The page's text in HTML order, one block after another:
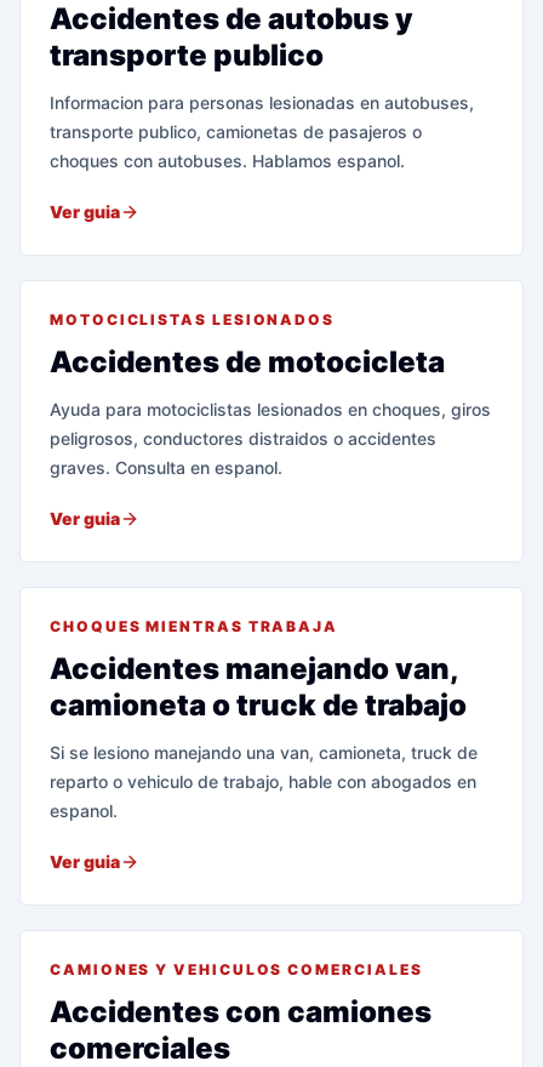
Accidentes de autobus y
transporte publico
Informacion para personas lesionadas en autobuses,
transporte publico, camionetas de pasajeros o
choques con autobuses. Hablamos espanol.
Ver guia
MOTOCICLISTAS LESIONADOS
Accidentes de motocicleta
Ayuda para motociclistas lesionados en choques, giros
peligrosos, conductores distraidos o accidentes
graves. Consulta en espanol.
Ver guia
CHOQUES MIENTRAS TRABAJA
Accidentes manejando van,
camioneta o truck de trabajo
Si se lesiono manejando una van, camioneta, truck de
reparto o vehiculo de trabajo, hable con abogados en
espanol.
Ver guia
CAMIONES Y VEHICULOS COMERCIALES
Accidentes con camiones
comerciales